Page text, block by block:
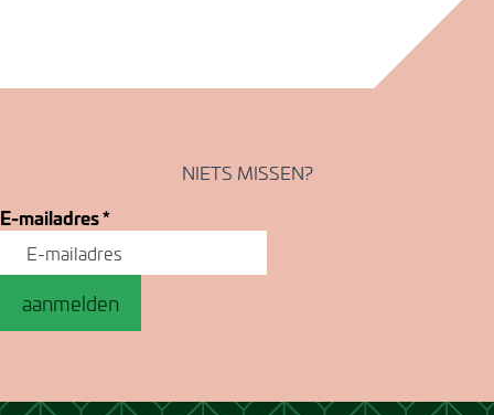
NIETS MISSEN?
E-mailadres*
aanmelden